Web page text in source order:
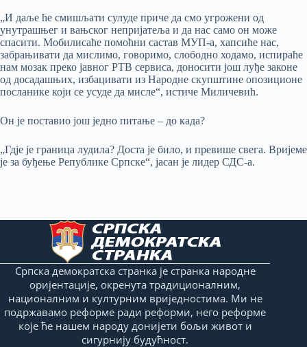
„И даље ће смишљати сулуде приче да смо угрожени од
унутрашњег и вањског непријатеља и да нас само он може
спасити. Мобилисаће помоћни састав МУП-а, хапсиће нас,
забрањивати да мислимо, говоримо, слободно ходамо, испираће
нам мозак преко јавног РТВ сервиса, доносити још луђе законе
од досадашњих, избацивати из Народне скупштине опозиционе
посланике који се усуде да мисле“, истиче Миличевић.
Он је поставио још једно питање – до када?
„Гдје је граница лудила? Доста је било, и превише свега. Вријеме
је за буђење Републике Српске“, јасан је лидер СДС-а.
Српска демократска странка је странка народне
оријентације, окренута традиционалним,
националним и културним вриједностима. Ми не
подржавамо реформе ради реформи, него реформе
које ће нашем народу донијети бољи живот и
сигурнију будућност.